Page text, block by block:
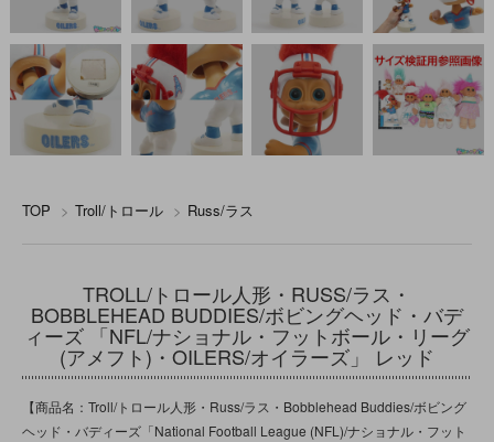
TOP > Troll/トロール > Russ/ラス
TROLL/トロール人形・RUSS/ラス・
BOBBLEHEAD BUDDIES/ボビングヘッド・バデ
ィーズ 「NFL/ナショナル・フットボール・リーグ
(アメフト)・OILERS/オイラーズ」 レッド
【商品名：Troll/トロール人形・Russ/ラス・Bobblehead Buddies/ボビング
ヘッド・バディーズ「National Football League (NFL)/ナショナル・フット